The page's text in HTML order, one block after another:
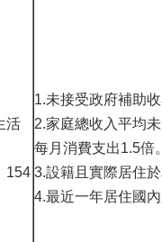
活
154
1.未接受政府補助收
2.家庭總收入平均
每月消費支出1.5倍。
3.設籍且實際居住於
4.最近一年居住國內